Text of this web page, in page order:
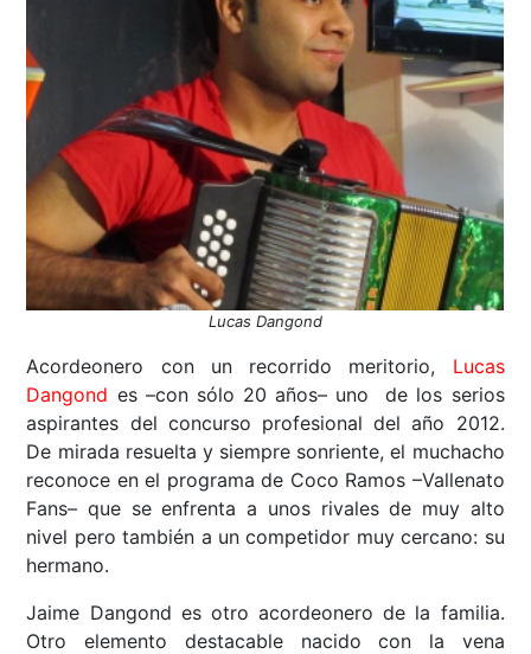
Lucas Dangond
Acordeonero con un recorrido meritorio, Lucas
Dangond es –con sólo 20 años– uno de los serios
aspirantes del concurso profesional del año 2012.
De mirada resuelta y siempre sonriente, el muchacho
reconoce en el programa de Coco Ramos –Vallenato
Fans– que se enfrenta a unos rivales de muy alto
nivel pero también a un competidor muy cercano: su
hermano.
Jaime Dangond es otro acordeonero de la familia.
Otro elemento destacable nacido con la vena